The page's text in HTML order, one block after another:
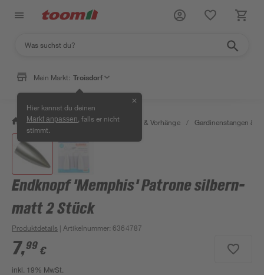
Mein Markt: Troisdorf
Hier kannst du deinen
Markt anpassen , falls er nicht
stimmt.
✕
/ Wohnen & Haushalt / Gardinen & Vorhänge / Gardinenstangen &
Endknopf 'Memphis' Patrone silbern-
matt 2 Stück
Produktdetails | Artikelnummer:6364787
7,99 €
inkl. 19% MwSt.